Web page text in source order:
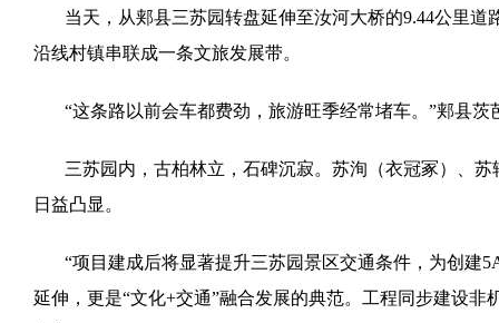
当天，从郏县三苏园转盘延伸至汝河大桥的9.44公里
沿线村镇串联成一条文旅发展带。
“这条路以前会车都费劲，旅游旺季经常堵车。”郏县
三苏园内，古柏林立，石碑沉寂。苏洵（衣冠冢）、
日益凸显。
“项目建成后将显著提升三苏园景区交通条件，为创建
延伸，更是“文化+交通”融合发展的典范。工程同步建设